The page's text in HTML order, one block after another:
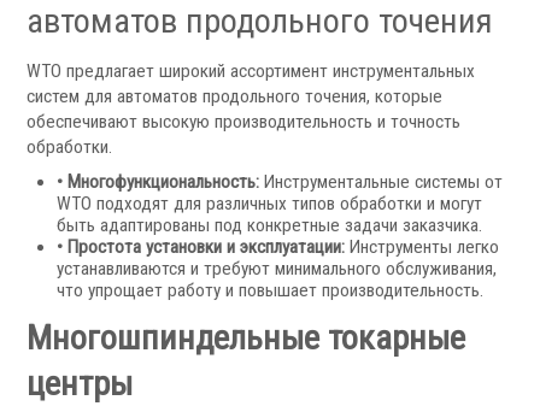
Мониторы УЦИ
Оптические линейки
Аксессуары УЦИ
Комплекты УЦИ
Системы СОЖ
автоматов продольного точения
WTO предлагает широкий ассортимент инструментальных
систем для автоматов продольного точения, которые
обеспечивают высокую производительность и точность
обработки.
• Многофункциональность: Инструментальные системы от
WTO подходят для различных типов обработки и могут
быть адаптированы под конкретные задачи заказчика.
• Простота установки и эксплуатации: Инструменты легко
устанавливаются и требуют минимального обслуживания,
что упрощает работу и повышает производительность.
Многошпиндельные токарные
центры